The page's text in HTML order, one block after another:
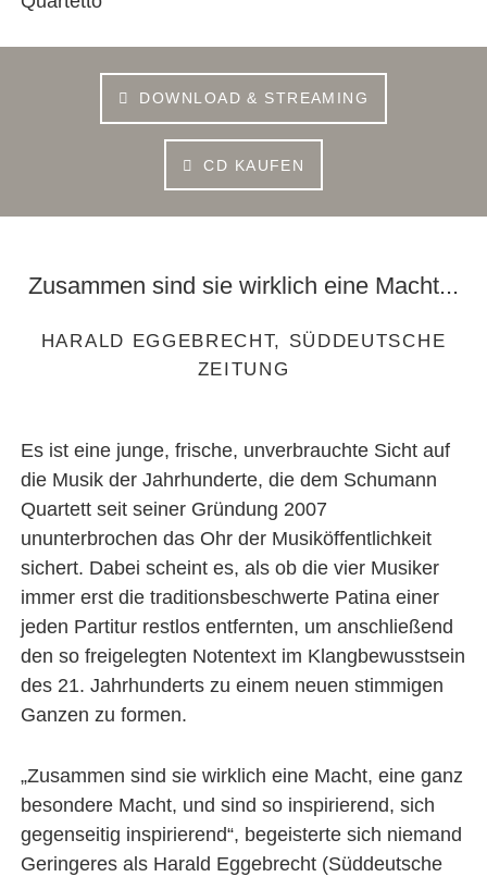
DOWNLOAD & STREAMING
CD KAUFEN
Zusammen sind sie wirklich eine Macht...
HARALD EGGEBRECHT, SÜDDEUTSCHE
ZEITUNG
Es ist eine junge, frische, unverbrauchte Sicht auf
die Musik der Jahrhunderte, die dem Schumann
Quartett seit seiner Gründung 2007
ununterbrochen das Ohr der Musiköffentlichkeit
sichert. Dabei scheint es, als ob die vier Musiker
immer erst die traditionsbeschwerte Patina einer
jeden Partitur restlos entfernten, um anschließend
den so freigelegten Notentext im Klangbewusstsein
des 21. Jahrhunderts zu einem neuen stimmigen
Ganzen zu formen.
„Zusammen sind sie wirklich eine Macht, eine ganz
besondere Macht, und sind so inspirierend, sich
gegenseitig inspirierend“, begeisterte sich niemand
Geringeres als Harald Eggebrecht (Süddeutsche